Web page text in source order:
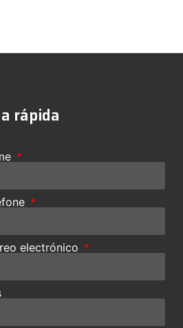
rápida
electrónico